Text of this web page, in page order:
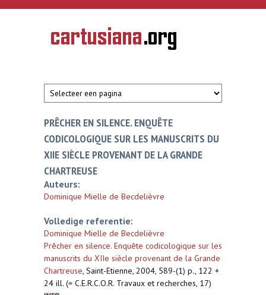
Overslaan en naar de inhoud gaan
CARTUSIANA
Geschiedenis
van de
PRÊCHER EN SILENCE. ENQUÊTE
CODICOLOGIQUE SUR LES MANUSCRITS DU
XIIE SIÈCLE PROVENANT DE LA GRANDE
CHARTREUSE
Auteurs:
Dominique Mielle de Becdelièvre
Volledige referentie:
Dominique Mielle de Becdelièvre
Prêcher en silence. Enquête codicologique sur les
manuscrits du XIIe siècle provenant de la Grande
Chartreuse, Saint-Etienne, 2004, 589-(1) p., 122 +
24 ill. (= C.E.R.C.O.R. Travaux et recherches, 17)